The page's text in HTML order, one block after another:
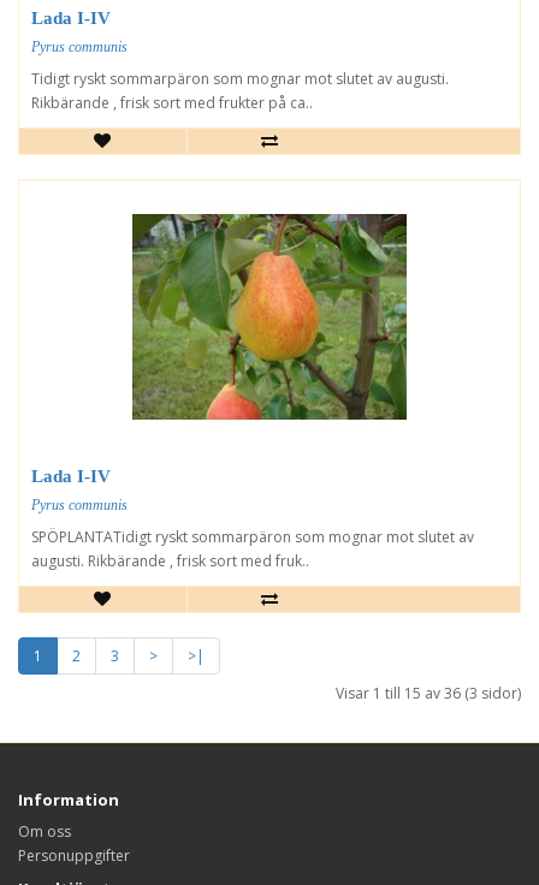
Lada I-IV
Pyrus communis
Tidigt ryskt sommarpäron som mognar mot slutet av augusti.
Rikbärande , frisk sort med frukter på ca..
Lada I-IV
Pyrus communis
SPÖPLANTATidigt ryskt sommarpäron som mognar mot slutet av
augusti. Rikbärande , frisk sort med fruk..
1 2 3 >
>|
Visar 1 till 15 av 36 (3 sidor)
Information
Om oss
Personuppgifter